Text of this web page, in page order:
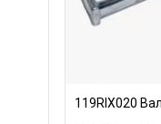
119RIX020